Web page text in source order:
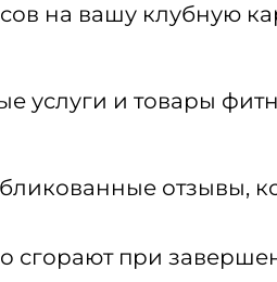
на вашу клубную
услуги и товары
сгорают при